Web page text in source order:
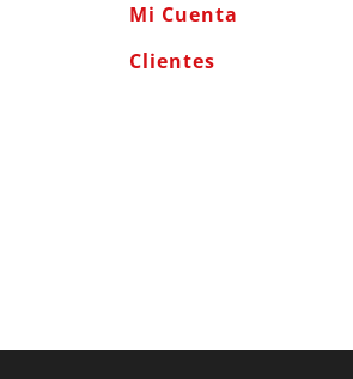
Mi Cuenta
Clientes